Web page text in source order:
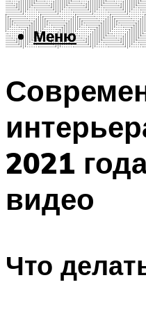
Меню
Меню
2021
видео
Что